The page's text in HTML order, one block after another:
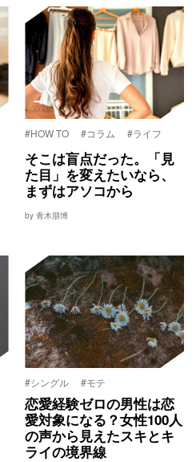
#HOW TO #コラム #ライフ
そこは盲点だった。「見
た目」を変えたいなら、
まずはアソコから
by 青木朋博
#シングル #モテ
恋愛経験ゼロの男性は恋
愛対象になる？女性100人
の声から見えたスキとキ
ライの境界線